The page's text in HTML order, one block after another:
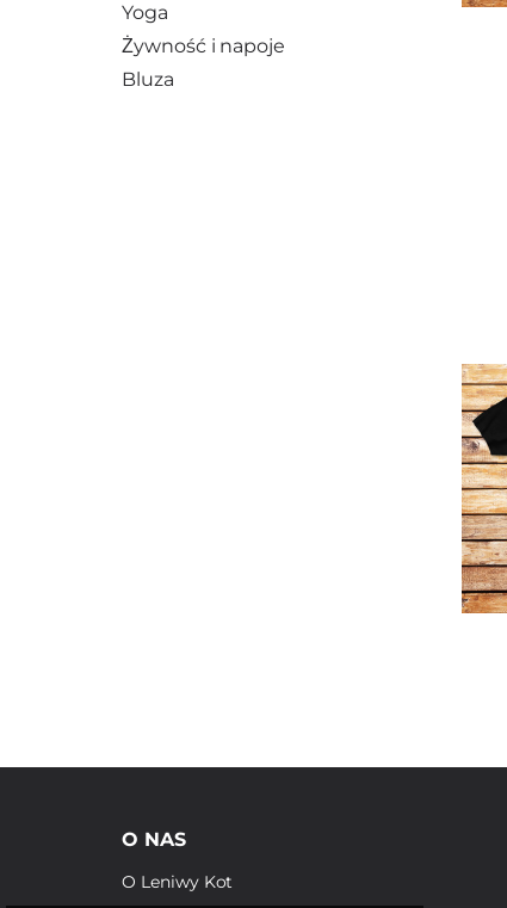
Yoga
Żywność i napoje
Bluza
O NAS
O Leniwy Kot